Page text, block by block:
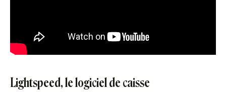
Lightspeed, le logiciel de caisse